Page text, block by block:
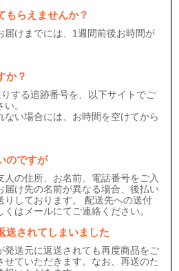
もらえませんか？
届けまでには、1週間前後お時間が
か？
する追跡番号を、以下サイトでご
。
い場合には、お時間を空けてから
のですが
の住所、お名前、電話番号をご入
届け先の名前が異なる場合、後払い
りしております。 配送先への送付
はメールにてご連絡ください。
送されてしまいました
発送元に返送されても再度商品をご
ていただきます。なお、再送のた